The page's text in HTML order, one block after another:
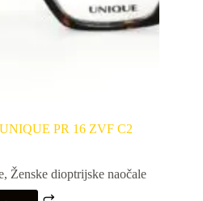
PR 16 ZVF C2
, Ženske dioptrijske naočale